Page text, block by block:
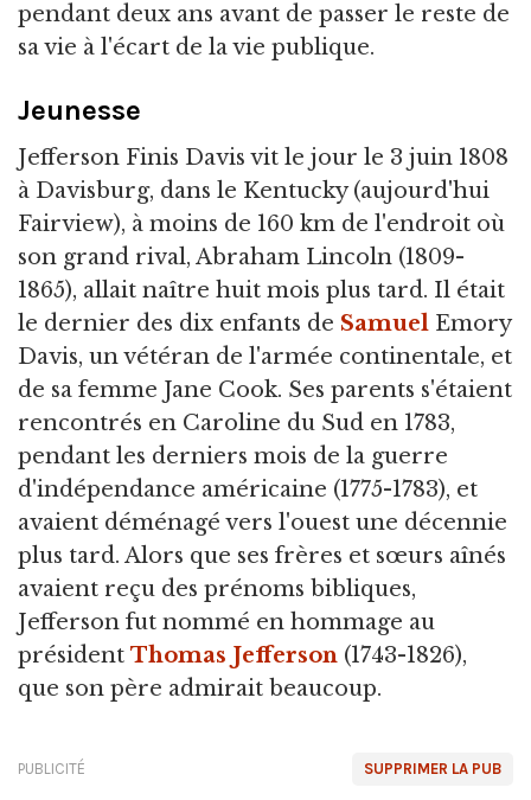
pendant deux ans avant de passer le reste de
sa vie à l'écart de la vie publique.
Jeunesse
Jefferson Finis Davis vit le jour le 3 juin 1808
à Davisburg, dans le Kentucky (aujourd'hui
Fairview), à moins de 160 km de l'endroit où
son grand rival, Abraham Lincoln (1809-
1865), allait naître huit mois plus tard. Il était
le dernier des dix enfants de Samuel Emory
Davis, un vétéran de l'armée continentale, et
de sa femme Jane Cook. Ses parents s'étaient
rencontrés en Caroline du Sud en 1783,
pendant les derniers mois de la guerre
d'indépendance américaine (1775-1783), et
avaient déménagé vers l'ouest une décennie
plus tard. Alors que ses frères et sœurs aînés
avaient reçu des prénoms bibliques,
Jefferson fut nommé en hommage au
président Thomas Jefferson (1743-1826),
que son père admirait beaucoup.
SUPPRIMER LA PUB
PUBLICITÉ